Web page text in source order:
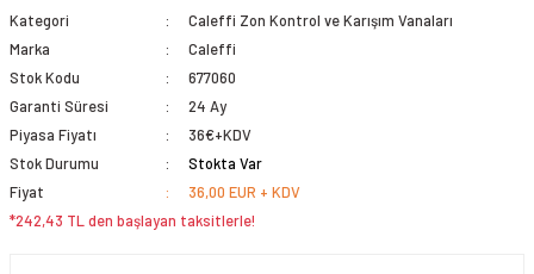
Kategori
Caleffi Zon Kontrol ve Karışım Vanaları
Marka
Caleffi
Stok Kodu
677060
Garanti Süresi
24 Ay
Piyasa Fiyatı
36€+KDV
Stok Durumu
Stokta Var
Fiyat
36,00 EUR + KDV
*242,43 TL den başlayan taksitlerle!